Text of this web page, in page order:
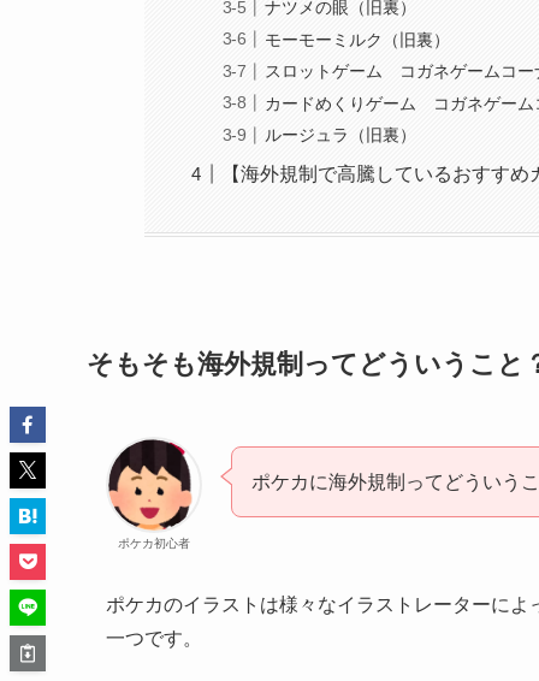
ナツメの眼（旧裏）
モーモーミルク（旧裏）
スロットゲーム コガネゲームコー
カードめくりゲーム コガネゲーム
ルージュラ（旧裏）
【海外規制で高騰しているおすす
そもそも海外規制ってどういうこと
ポケカ初心者
ポケカに海外規制ってどういう
ポケカのイラストは様々なイラストレーターに
一つです。